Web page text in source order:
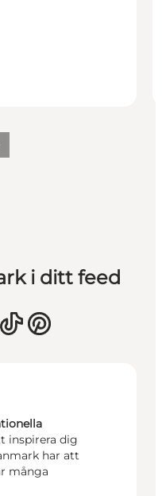
i ditt feed
inspirera dig
har att
många